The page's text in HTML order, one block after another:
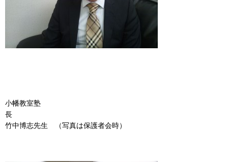
小幡教室塾
竹中博志先生 （写真は保護者会時）